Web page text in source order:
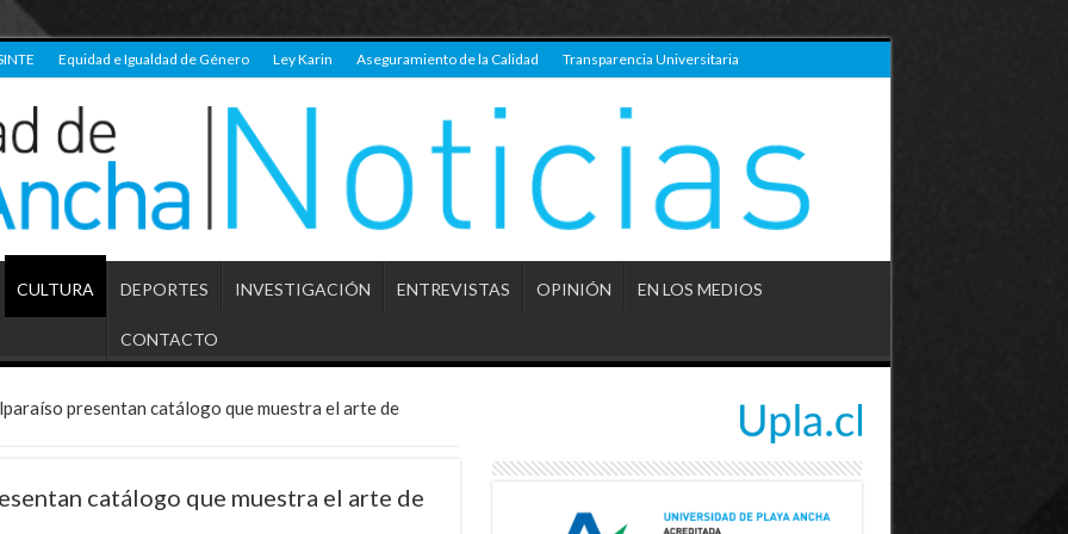
Equidad e Igualdad de Género Ley Karin Aseguramiento de la Calidad Transparencia Universitaria
CULTURA DEPORTES INVESTIGACIÓN ENTREVISTAS OPINIÓN EN LOS MEDIOS
CONTACTO
presentan catálogo que muestra el arte de
catálogo que muestra el arte de